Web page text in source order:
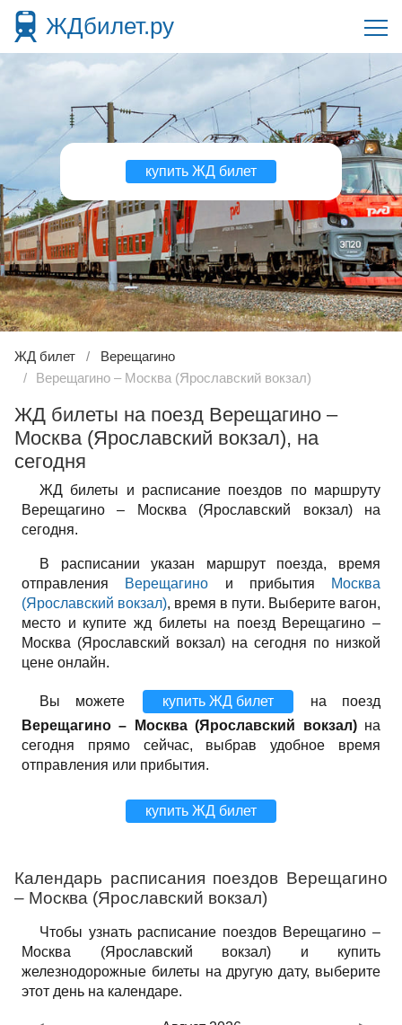
ЖДбилет.ру
купить ЖД билет
ЖД билет
Верещагино
Верещагино – Москва (Ярославский вокзал)
ЖД билеты на поезд Верещагино –
Москва (Ярославский вокзал), на
сегодня
ЖД билеты и расписание поездов по маршруту
Верещагино – Москва (Ярославский вокзал) на
сегодня.
В расписании указан маршрут поезда, время
отправления
Верещагино и прибытия
Москва
(Ярославский вокзал), время в пути. Выберите вагон,
место и купите жд билеты на поезд Верещагино –
Москва (Ярославский вокзал) на сегодня по низкой
цене онлайн.
Вы можете купить ЖД билет
на поезд
Верещагино – Москва (Ярославский вокзал)на
сегодня прямо сейчас, выбрав удобное время
отправления или прибытия.
купить ЖД билет
Календарь расписания поездов Верещагино
– Москва (Ярославский вокзал)
Чтобы узнать расписание поездов Верещагино –
Москва (Ярославский вокзал) и купить
железнодорожные билеты на другую дату, выберите
этот день на календаре.